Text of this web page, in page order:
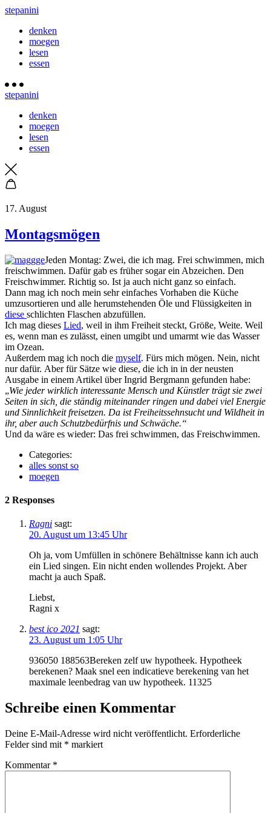
stepanini
denken
moegen
lesen
essen
stepanini
denken
moegen
lesen
essen
17. August
Montagsmögen
Jeden Montag: Zwei, die ich mag. Frei schwimmen, mich
freischwimmen. Dafür gab es früher sogar ein Abzeichen. Den
Freischwimmer. Richtig so. Ist ja auch nicht ganz so einfach.
Dann mag ich noch mein sehr einfaches Vorhaben die Küche
umzusortieren und alle herumstehenden Öle und Flüssigkeiten in
diese schlichten Flaschen abzufüllen.
Ich mag dieses Lied, weil in ihm Freiheit steckt, Größe, Weite. Weil
es, wenn man es zulässt, einen umgibt und umarmt wie das Wasser
im Ozean.
Außerdem mag ich noch die myself. Fürs mich mögen. Nein, nicht
nur dafür. Aber für Sätze wie diese, die ich in in der neusten
Ausgabe in einem Artikel über Ingrid Bergmann gefunden habe:
„Wie jeder wirklich interessante Mensch und Künstler trägt sie zwei
Seiten in sich, die ständig miteinander ringen und dabei viel Energie
und Sinnlichkeit freisetzen. Da ist Freiheitssehnsucht und Wildheit in
ihr, aber auch Schutzbedürfnis und Schwäche.“
Und da wäre es wieder: Das frei schwimmen, das Freischwimmen.
Categories:
alles sonst so
moegen
2 Responses
Ragni sagt:
20. August um 13:45 Uhr
Oh ja, vom Umfüllen in schönere Behältnisse kann ich auch
ein Lied singen. Ein nicht enden wollendes Projekt. Aber
macht ja auch Spaß.
Liebst,
Ragni x
best ico 2021 sagt:
23. August um 1:05 Uhr
936050 188563Bereken zelf uw hypotheek. Hypotheek
berekenen? Maak snel een indicatieve berekening van het
maximale leenbedrag van uw hypotheek. 11325
Schreibe einen Kommentar
Deine E-Mail-Adresse wird nicht veröffentlicht. Erforderliche
Felder sind mit * markiert
Kommentar *